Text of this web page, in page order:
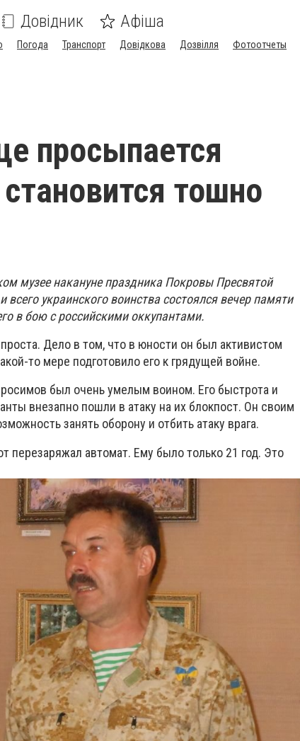
Довідник Афіша
Погода Транспорт Довідкова Дозвілля Фотоотчеты
просыпается
тошно
музее накануне праздника Покровы Пресвятой
украинского воинства состоялся вечер памяти
в бою с российскими оккупантами.
Дело в том, что в юности он был активистом
то мере подготовило его к грядущей войне.
был очень умелым воином. Его быстрота и
внезапно пошли в атаку на их блокпост. Он своим
занять оборону и отбить атаку врага.
перезаряжал автомат. Ему было только 21 год. Это